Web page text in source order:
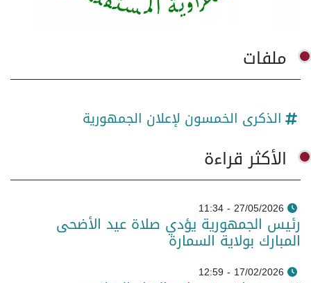
ملفات
الذكرى الخمسون لإعلان الجمهورية
الأكثر قراءة
27/05/2026 - 11:34
رئيس الجمهورية يؤدي صلاة عيد الأضحى
المبارك بولاية السمارة
17/02/2026 - 12:59